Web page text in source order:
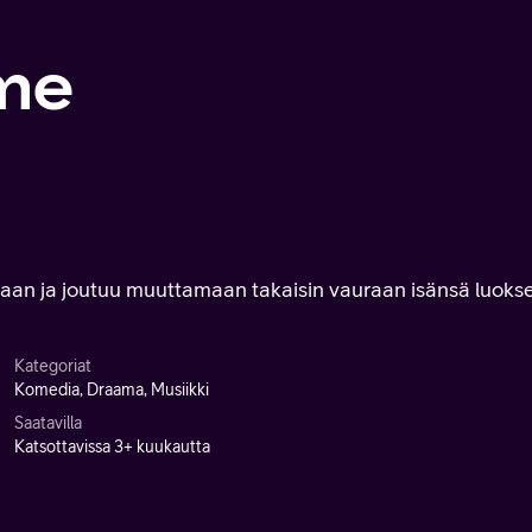
ja joutuu muuttamaan takaisin vauraan isänsä
Kategoriat
Komedia, Draama, Musiikki
Saatavilla
Katsottavissa 3+ kuukautta